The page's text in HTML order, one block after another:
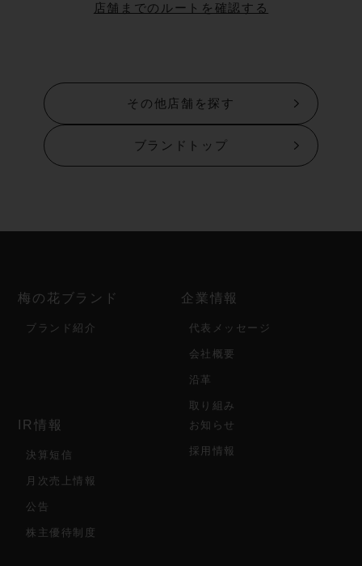
店舗までのルートを確認する
その他店舗を探す
ブランドトップ
梅の花ブランド
ブランド紹介
企業情報
代表メッセージ
会社概要
沿革
取り組み
IR情報
決算短信
月次売上情報
公告
株主優待制度
お知らせ
採用情報